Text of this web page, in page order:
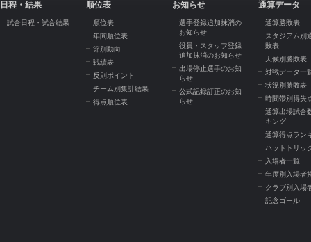
日程・結果
試合日程・試合結果
順位表
順位表
年間順位表
節別動向
戦績表
反則ポイント
チーム別集計結果
得点順位表
お知らせ
選手登録追加抹消の
お知らせ
役員・スタッフ登録
追加抹消のお知らせ
出場停止選手のお知
らせ
公式記録訂正のお知
らせ
通算データ
通算勝敗表
スタジアム別
敗表
天候別勝敗表
対戦データ一
状況別勝敗表
時間帯別得失
通算出場試合
キング
通算得点ラン
ハットトリッ
入場者一覧
年度別入場者
クラブ別入場
記念ゴール